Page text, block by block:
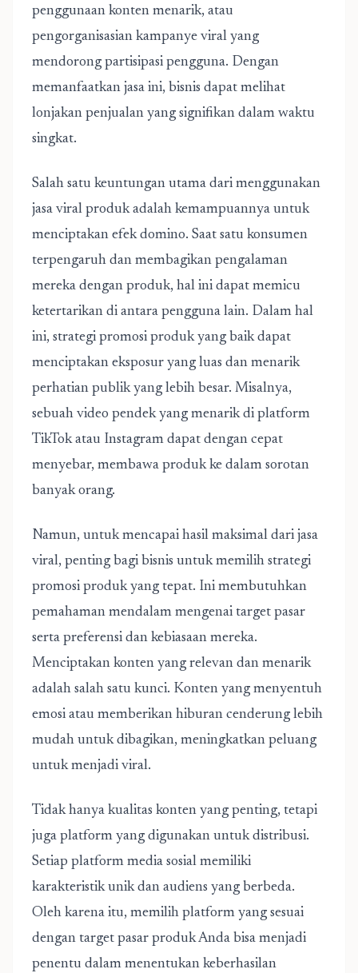
penggunaan konten menarik, atau
pengorganisasian kampanye viral yang
mendorong partisipasi pengguna. Dengan
memanfaatkan jasa ini, bisnis dapat melihat
lonjakan penjualan yang signifikan dalam waktu
singkat.
Salah satu keuntungan utama dari menggunakan
jasa viral produk adalah kemampuannya untuk
menciptakan efek domino. Saat satu konsumen
terpengaruh dan membagikan pengalaman
mereka dengan produk, hal ini dapat memicu
ketertarikan di antara pengguna lain. Dalam hal
ini, strategi promosi produk yang baik dapat
menciptakan eksposur yang luas dan menarik
perhatian publik yang lebih besar. Misalnya,
sebuah video pendek yang menarik di platform
TikTok atau Instagram dapat dengan cepat
menyebar, membawa produk ke dalam sorotan
banyak orang.
Namun, untuk mencapai hasil maksimal dari jasa
viral, penting bagi bisnis untuk memilih strategi
promosi produk yang tepat. Ini membutuhkan
pemahaman mendalam mengenai target pasar
serta preferensi dan kebiasaan mereka.
Menciptakan konten yang relevan dan menarik
adalah salah satu kunci. Konten yang menyentuh
emosi atau memberikan hiburan cenderung lebih
mudah untuk dibagikan, meningkatkan peluang
untuk menjadi viral.
Tidak hanya kualitas konten yang penting, tetapi
juga platform yang digunakan untuk distribusi.
Setiap platform media sosial memiliki
karakteristik unik dan audiens yang berbeda.
Oleh karena itu, memilih platform yang sesuai
dengan target pasar produk Anda bisa menjadi
penentu dalam menentukan keberhasilan